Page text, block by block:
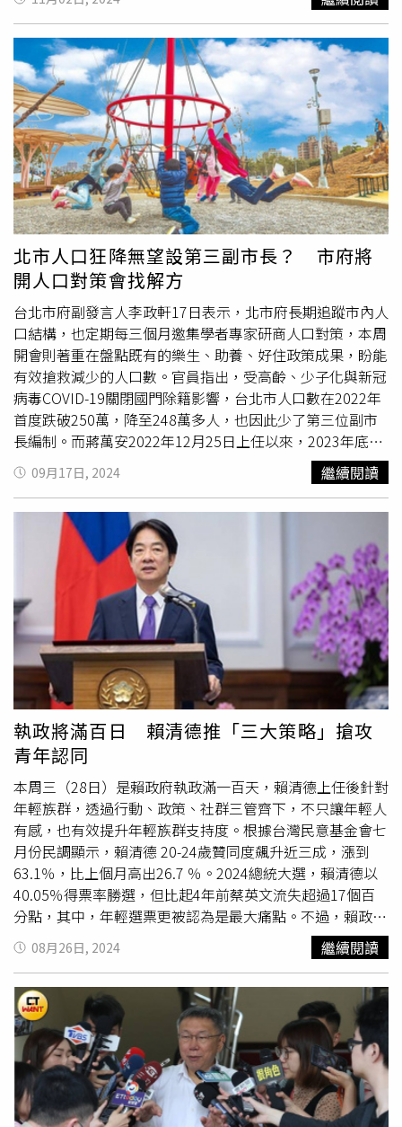
的挑戰，還能為人民加薪減稅增福利，這都需要靠中央與地
方通力合作，讓每一筆人民的納稅錢，都有效運用在地方建
設與造福人民身上。最後，民進黨呼籲藍白克盡立法委員職
守，盡快審查明年度總預算，切勿亂修《財劃法》，地方政
府的錢跟事權劃分應該一併討論，並讓地方政府凝聚分配指
標的共識、化解歧見，才是正確解法。
為「保管」，發放預先準備的中文名牌和手機SIM卡。民進
黨立委洪申翰表示，在2024年的台灣，竟然還有學校用
「扣留護照」這種不文明的方式，作為控制外籍學生的手
段，簡直匪夷所思。洪申翰表示，近期有多位僑生透過不同
管道向他投訴，說他們透過僑委會的「僑生產學攜手合作
班」專案來台就讀，但他們的護照在入境台灣準備就學前，
就被校方以「擔心學生護照遺失，補辦很麻煩」為由收走。
洪申翰強調，校方用這樣的理由實在荒謬，難以令人信服。
洪申翰指出，這種做法已經涉嫌「人口販運」的法律問題。
依據《人口販運防制法》第2條中明確規範，不法手段包括
基於剝削意圖或故意扣留重要文件的行為。而《護照條例》
第32條也明確指出，非法扣留他人護照、以護照作為債務或
債權擔保並對他人造成損害的行為，可處三年以下有期徒
刑。此外，內政部移民署於2017年發出的函釋也明確要求
教育部向各級學校宣導，任意扣留護照可能觸法。他強調，
該舉動完全是違法行為，沒有任何正當理由。洪申翰說明，
相關僑生和學校間的關係，不僅僅是學業上的交流，更涉及
實習中的勞動力需求與供給關係。校方扣留學生護照，已經
具有威脅控制勞動力的「強迫勞動」和債權脅迫的性質。尤
其參加產學合作來台就讀的僑生，大多是僑居地家境清寒的
孩子，來台灣是為了政府的學費補助，能一邊讀書一邊參加
實習工作，並獲得「實習津貼」。然而，部分學校卻以此方
式試圖更進一步控制這些學生，令人不齒。洪申翰表示，
「僑生產學攜手合作班」計畫立意良好，確實幫助了不少僑
生，但多年來已多次傳出類似弊端並遭到批評。令人遺憾的
是，時至今日，部分學校仍有此惡行，令人無法接受。基於
確鑿的事證，他已提醒僑委會委員長徐佳青必須儘快完成全
面清查，並強調，這絕對不是學校私下將護照還回去就能解
決的問題，對於扣留護照的學校，應追究其法律責任，甚至
將違法學校自僑委會的合作計畫中剔除。
北市人口狂降無望設第三副市長？ 市府將
開人口對策會找解方
台北市府副發言人李政軒17日表示，北市府長期追蹤市內人
口結構，也定期每三個月邀集學者專家研商人口對策，本周
開會則著重在盤點既有的樂生、助養、好住政策成果，盼能
有效搶救減少的人口數。官員指出，受高齡、少子化與新冠
病毒COVID-19關閉國門除籍影響，台北市人口數在2022年
首度跌破250萬，降至248萬多人，也因此少了第三位副市
長編制。而蔣萬安2022年12月25日上任以來，2023年底北
市人口數緩步回歸到251萬1886人，但2024年之後又持續
下降，為了搶救人口數，北市府中秋後本周將召開人口對策
委員會議，持續因應對策。據了解，台北市近40年的總人口
數，在1990年時達最高，總人口數來到271萬9659人，而
近30年來人口都維持在260萬人口左右，2018年郝龍斌卸
任、柯文哲上任之時，台北市人口數一度重返270萬門檻，
而後緩步下降。官員表示，市府長期追蹤關注、定期每三個
月邀集外部專家學者、召開人口對策委員會研擬因應對策，
本周將召開最新一次會議，預計在既有的樂生、助養、好住
等政策成果之上，也將探討友善育兒職場、銀髮樂活措施等
議題，而若站穩250萬人口大關，市長遴聘了第三位副市
長，也一定會盡速向外界說明。北市府民政局人口政策科長
吳峯裕則說，市府除了人口政策委員會每3個月討論1次人口
因應對策外，也不斷推出包含生育獎勵金加倍送、私幼學費
補助1年5萬2000元和好孕專車服務等拚人口措施，可惜人
口減少主因還是和北市買房、居住成本有關，這是全國大趨
勢，北市仍會在權限內努力拚維持人口。
09月17日, 2024 繼續閱讀
執政將滿百日 賴清德推「三大策略」搶攻
青年認同
本周三（28日）是賴政府執政滿一百天，賴清德上任後針對
年輕族群，透過行動、政策、社群三管齊下，不只讓年輕人
有感，也有效提升年輕族群支持度。根據台灣民意基金會七
月份民調顯示，賴清德 20-24歲贊同度飆升近三成，漲到
63.1％，比上個月高出26.7 ％。2024總統大選，賴清德以
40.05％得票率勝選，但比起4年前蔡英文流失超過17個百
分點，其中，年輕選票更被認為是最大痛點。不過，賴政府
上任後，府院黨三管齊下，全力動員，採取三大策略，讓青
年認同。黨政人士分析，第一：增加青年互動。賴清德對年
輕世代的重視，早在上任前就已開始行動。當選之際，賴清
德宣布捐出1.6億元補助款，更喊出其中一部分款項，要特
別提供給青年黨工，做為進修使用的獎學獎勵金，根據了
解，此計畫經費，4年共有將近2800萬可以使用。此外，民
進黨在過去期間，包括青年部、性平部、新住民部、中國
部、民主學院等，幾乎「全黨動起來」，舉辦超過50場營
隊、課程、講座等多元青年活動，直擊第一線，深入了解青
08月26日, 2024 繼續閱讀